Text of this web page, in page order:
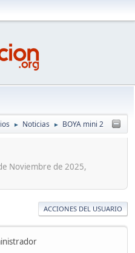
► Noticias ► BOYA mini 2
Noviembre de 2025,
ACCIONES DEL USUARIO